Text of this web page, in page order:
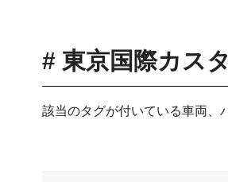
# 東京国際カス
該当のタグが付いている車両、